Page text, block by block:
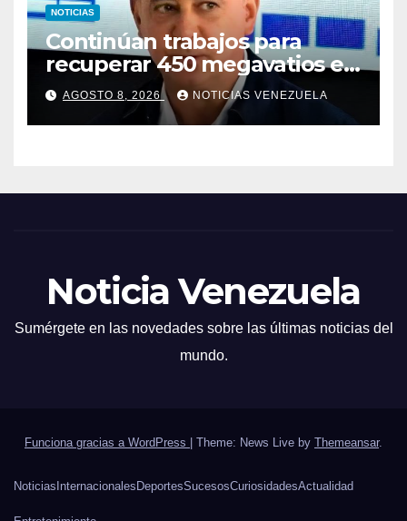
NOTICIAS
Continúan trabajos para
recuperar 450 megavatios en
Termocarabobo tras sismos
AGOSTO 8, 2026 NOTICIAS VENEZUELA
Noticia Venezuela
Sumérgete en las novedades sobre las últimas noticias del
mundo.
Funciona gracias a WordPress Theme: News Live by Themeansar.
Noticias Internacionales DeportesSucesosCuriosidadesActualidad